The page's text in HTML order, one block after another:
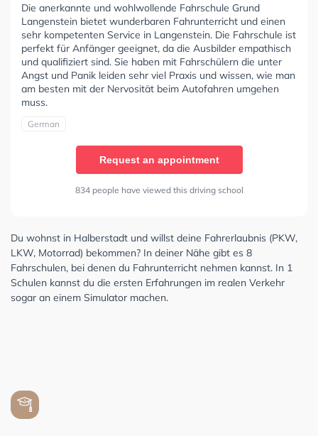
Die anerkannte und wohlwollende Fahrschule Grund
Langenstein bietet wunderbaren Fahrunterricht und einen
sehr kompetenten Service in Langenstein. Die Fahrschule ist
perfekt für Anfänger geeignet, da die Ausbilder empathisch
und qualifiziert sind. Sie haben mit Fahrschülern die unter
Angst und Panik leiden sehr viel Praxis und wissen, wie man
am besten mit der Nervosität beim Autofahren umgehen
muss.
German
Request an appointment
834 people have viewed this driving school
Du wohnst in Halberstadt und willst deine Fahrerlaubnis (PKW,
LKW, Motorrad) bekommen? In deiner Nähe gibt es 8
Fahrschulen, bei denen du Fahrunterricht nehmen kannst. In 1
Schulen kannst du die ersten Erfahrungen im realen Verkehr
sogar an einem Simulator machen.